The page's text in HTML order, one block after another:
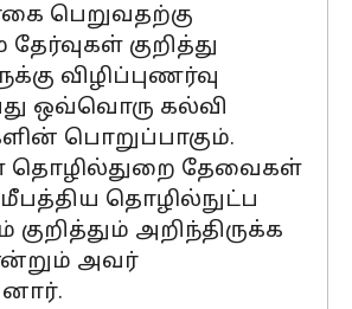
பெறுவதற்கு
குறித்து
விழிப்புணர்வு
ஒவ்வொரு கல்வி
பொறுப்பாகும்.
தொழில்துறை தேவைகள்
தொழில்நுட்ப
அறிந்திருக்க
அவர்